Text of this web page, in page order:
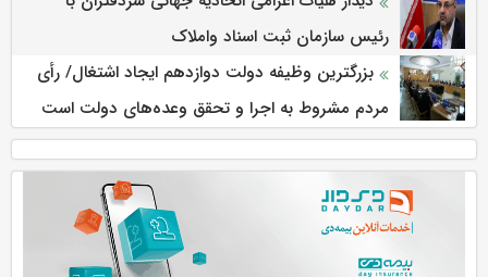
رئیس سازمان ثبت اسناد واملاک
بزرگترین وظیفه دولت دوازدهم ایجاد اشتغال/ رأی
مردم مشروط به اجرا و تحقق وعده‌های دولت است